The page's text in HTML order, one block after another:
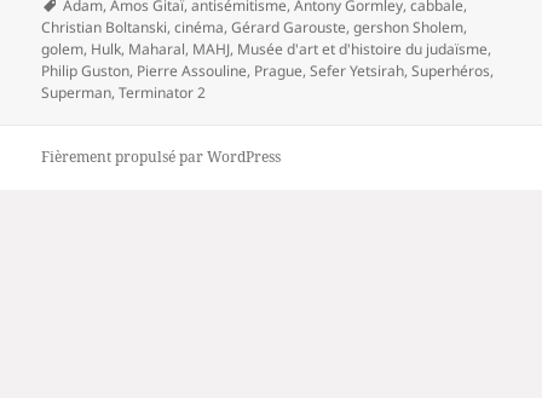
le
Mots-
clés
Adam,Amos Gitaï,antisémitisme,Antony Gormley,cabbale,
Christian Boltanski,cinéma,Gérard Garouste,gershon Sholem,
golem, Hulk, Maharal, MAHJ, Musée d'art et d'histoire du judaïsme,
Philip Guston, Pierre Assouline, Prague,Sefer Yetsirah,Superhéros,
Superman,Terminator 2
Fièrement propulsé par WordPress